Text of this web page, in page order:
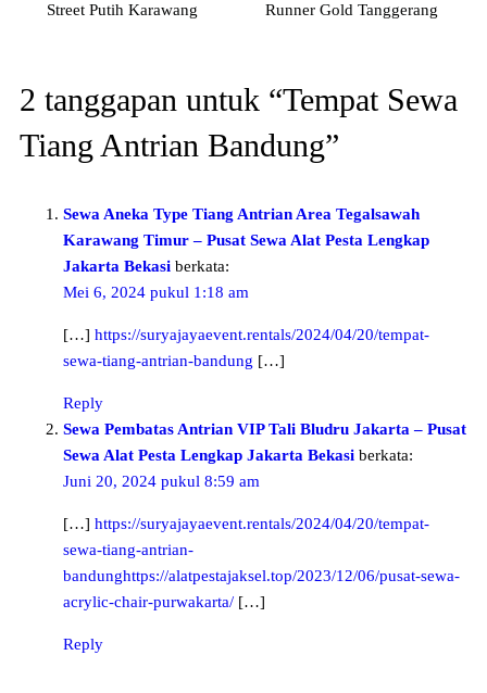
Street Putih Karawang
Runner Gold Tanggerang
2 tanggapan untuk “Tempat Sewa
Tiang Antrian Bandung”
Sewa Aneka Type Tiang Antrian Area Tegalsawah
Karawang Timur – Pusat Sewa Alat Pesta Lengkap
Jakarta Bekasi berkata:
Mei 6, 2024 pukul 1:18 am
[…] https://suryajayaevent.rentals/2024/04/20/tempat-
sewa-tiang-antrian-bandung […]
Reply
Sewa Pembatas Antrian VIP Tali Bludru Jakarta – Pusat
Sewa Alat Pesta Lengkap Jakarta Bekasi berkata:
Juni 20, 2024 pukul 8:59 am
[…] https://suryajayaevent.rentals/2024/04/20/tempat-
sewa-tiang-antrian-
bandunghttps://alatpestajaksel.top/2023/12/06/pusat-sewa-
acrylic-chair-purwakarta/ […]
Reply